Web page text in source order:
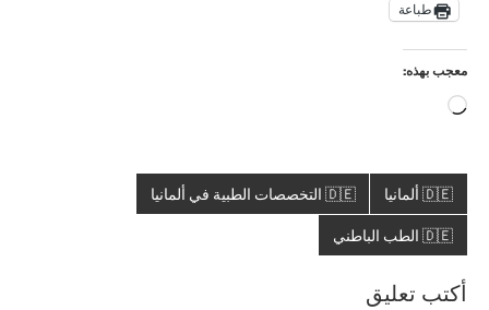
طباعة
معجب بهذه:
جاري
🇩🇪 ألمانيا 🇩🇪 التخصصات الطبية في ألمانيا
🇩🇪 الطب الباطني
أكتب تعليق